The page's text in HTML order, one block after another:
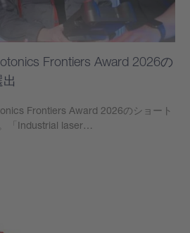
Frontiers Award 2026の
Frontiers Award 2026のショート
「Industrial laser…